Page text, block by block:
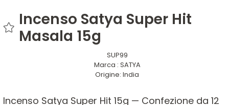
Incenso Satya Super Hit
Masala 15g
SUP99
Marca : SATYA
Origine: India
Incenso Satya Super Hit 15g — Confezione da 12